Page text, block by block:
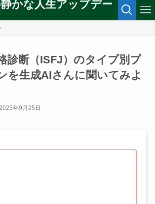
かな人生アップデー
診断（ISFJ）のタイプ別プ
を生成AIさんに聞いてみよ
年9月25日